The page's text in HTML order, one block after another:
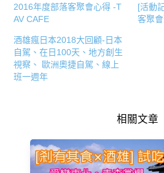
2016年度部落客聚會心得 -T
AV CAFE
[活動
客聚
酒雄瘋日本2018大回顧-日本
自駕、在日100天、地方創生
視察、 歐洲奧捷自駕、線上
班一週年
相關文章